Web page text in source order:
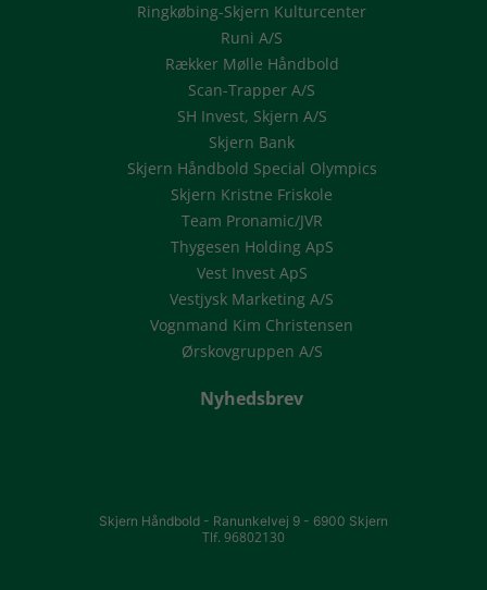
Ringkøbing-Skjern Kulturcenter
Runi A/S
Rækker Mølle Håndbold
Scan-Trapper A/S
SH Invest, Skjern A/S
Skjern Bank
Skjern Håndbold Special Olympics
Skjern Kristne Friskole
Team Pronamic/JVR
Thygesen Holding ApS
Vest Invest ApS
Vestjysk Marketing A/S
Vognmand Kim Christensen
Ørskovgruppen A/S
Nyhedsbrev
Skjern Håndbold - Ranunkelvej 9 - 6900 Skjern
Tlf. 96802130